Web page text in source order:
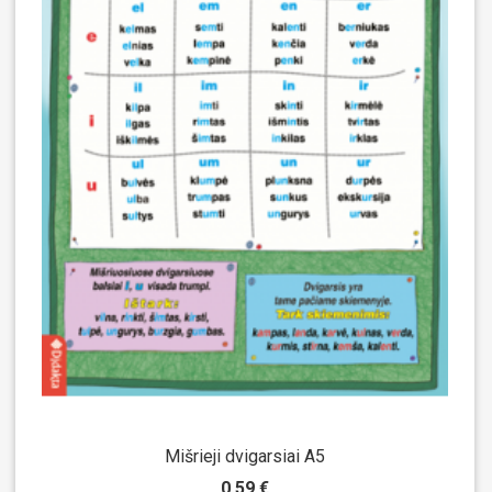
Mišrieji dvigarsiai A5